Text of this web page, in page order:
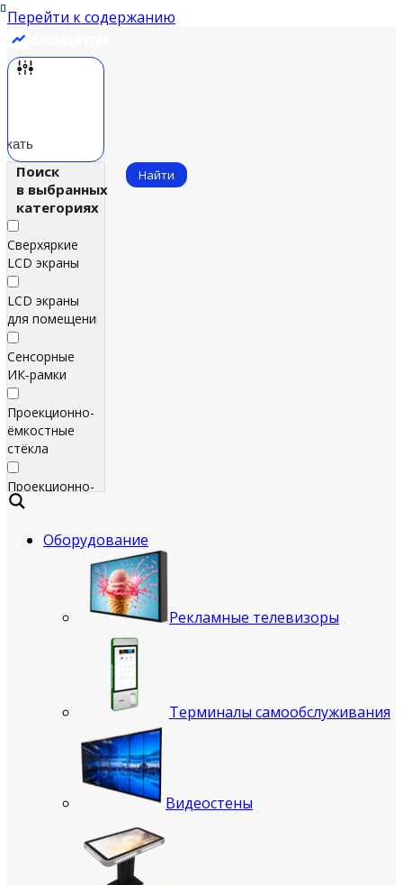
Перейти к содержанию
Поиск
в выбранных
категориях
Сверхяркие
LCD экраны
LCD экраны
для помещений
Сенсорные
ИК‑рамки
Проекционно-
ёмкостные
стёкла
Проекционно-
ёмкостные
Найти
Оборудование
Рекламные телевизоры
Терминалы самообслуживания
Видеостены